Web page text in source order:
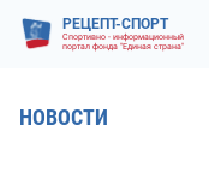
РЕЦЕПТ-СПОРТ
Спортивно - информационный
портал фонда "Единая страна"
НОВОСТИ